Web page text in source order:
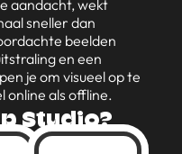
aandacht, wekt
sneller dan
beelden
en een
je om visueel op te
online als offline.
Studio?